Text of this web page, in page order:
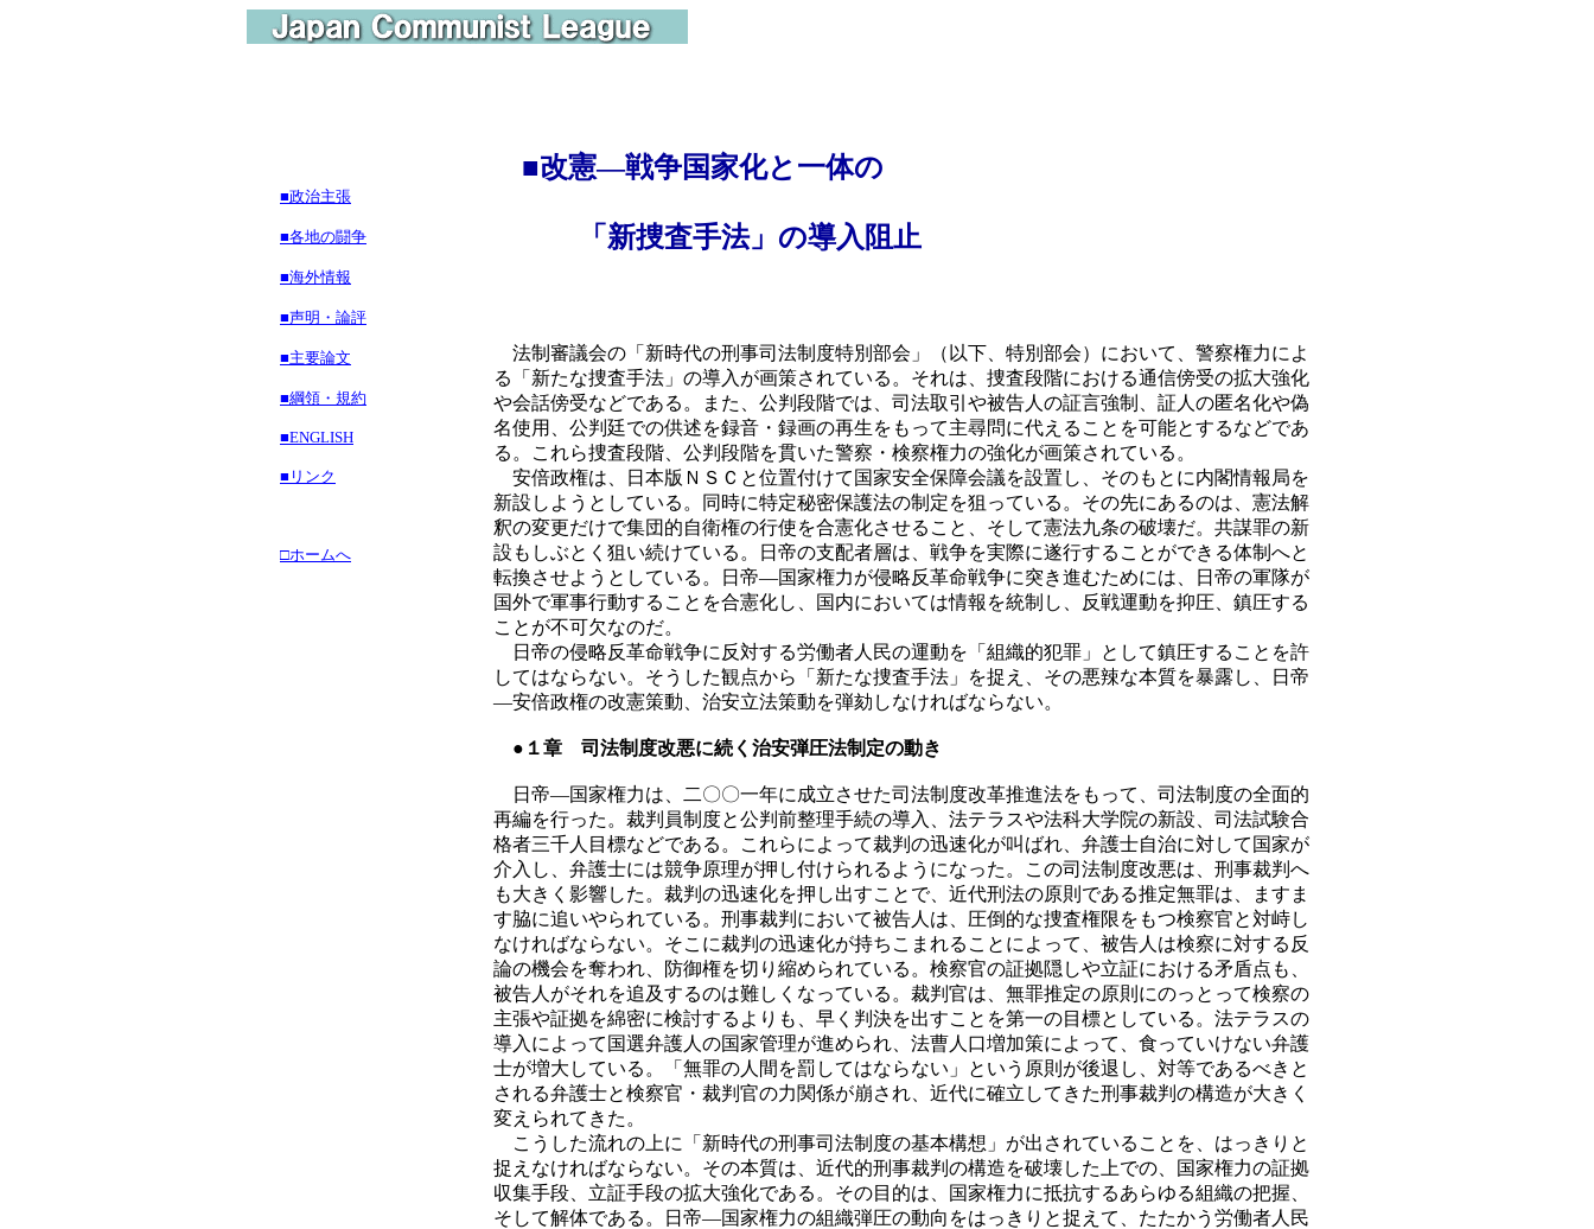
■政治主張
■各地の闘争
■海外情報
■声明・論評
■主要論文
■綱領・規約
■ENGLISH
■リンク
□ホームへ
■改憲―戦争国家化と一体の
「新捜査手法」の導入阻止
法制審議会の「新時代の刑事司法制度特別部会」（以下、特別部会）において、警察権力によ
る「新たな捜査手法」の導入が画策されている。それは、捜査段階における通信傍受の拡大強化
や会話傍受などである。また、公判段階では、司法取引や被告人の証言強制、証人の匿名化や偽
名使用、公判廷での供述を録音・録画の再生をもって主尋問に代えることを可能とするなどであ
る。これら捜査段階、公判段階を貫いた警察・検察権力の強化が画策されている。
安倍政権は、日本版ＮＳＣと位置付けて国家安全保障会議を設置し、そのもとに内閣情報局を
新設しようとしている。同時に特定秘密保護法の制定を狙っている。その先にあるのは、憲法解
釈の変更だけで集団的自衛権の行使を合憲化させること、そして憲法九条の破壊だ。共謀罪の新
設もしぶとく狙い続けている。日帝の支配者層は、戦争を実際に遂行することができる体制へと
転換させようとしている。日帝―国家権力が侵略反革命戦争に突き進むためには、日帝の軍隊が
国外で軍事行動することを合憲化し、国内においては情報を統制し、反戦運動を抑圧、鎮圧する
ことが不可欠なのだ。
日帝の侵略反革命戦争に反対する労働者人民の運動を「組織的犯罪」として鎮圧することを許
してはならない。そうした観点から「新たな捜査手法」を捉え、その悪辣な本質を暴露し、日帝
―安倍政権の改憲策動、治安立法策動を弾劾しなければならない。
●１章 司法制度改悪に続く治安弾圧法制定の動き
日帝―国家権力は、二〇〇一年に成立させた司法制度改革推進法をもって、司法制度の全面的
再編を行った。裁判員制度と公判前整理手続の導入、法テラスや法科大学院の新設、司法試験合
格者三千人目標などである。これらによって裁判の迅速化が叫ばれ、弁護士自治に対して国家が
介入し、弁護士には競争原理が押し付けられるようになった。この司法制度改悪は、刑事裁判へ
も大きく影響した。裁判の迅速化を押し出すことで、近代刑法の原則である推定無罪は、ますま
す脇に追いやられている。刑事裁判において被告人は、圧倒的な捜査権限をもつ検察官と対峙し
なければならない。そこに裁判の迅速化が持ちこまれることによって、被告人は検察に対する反
論の機会を奪われ、防御権を切り縮められている。検察官の証拠隠しや立証における矛盾点も、
被告人がそれを追及するのは難しくなっている。裁判官は、無罪推定の原則にのっとって検察の
主張や証拠を綿密に検討するよりも、早く判決を出すことを第一の目標としている。法テラスの
導入によって国選弁護人の国家管理が進められ、法曹人口増加策によって、食っていけない弁護
士が増大している。「無罪の人間を罰してはならない」という原則が後退し、対等であるべきと
される弁護士と検察官・裁判官の力関係が崩され、近代に確立してきた刑事裁判の構造が大きく
変えられてきた。
こうした流れの上に「新時代の刑事司法制度の基本構想」が出されていることを、はっきりと
捉えなければならない。その本質は、近代的刑事裁判の構造を破壊した上での、国家権力の証拠
収集手段、立証手段の拡大強化である。その目的は、国家権力に抵抗するあらゆる組織の把握、
そして解体である。日帝―国家権力の組織弾圧の動向をはっきりと捉えて、たたかう労働者人民